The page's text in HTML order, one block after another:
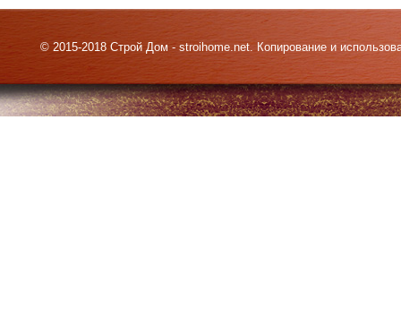
© 2015-2018 Строй Дом - stroihome.net. Копирование и